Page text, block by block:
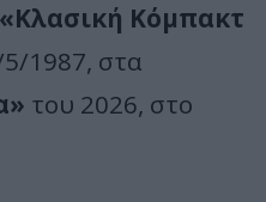
«Κλασική Κόμπακτ
5/1987, στα
του 2026, στο